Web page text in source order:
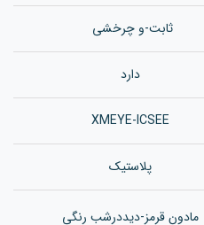
ثابت-و چرخشی
دارد
XMEYE-ICSEE
پلاستیک
مادون قرمز-دیددرشب رنگی